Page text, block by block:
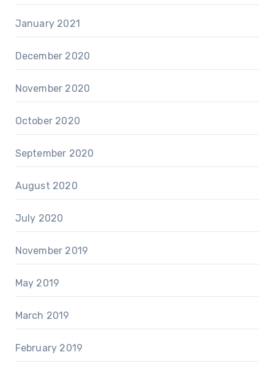
January 2021
December 2020
November 2020
October 2020
September 2020
August 2020
July 2020
November 2019
May 2019
March 2019
February 2019